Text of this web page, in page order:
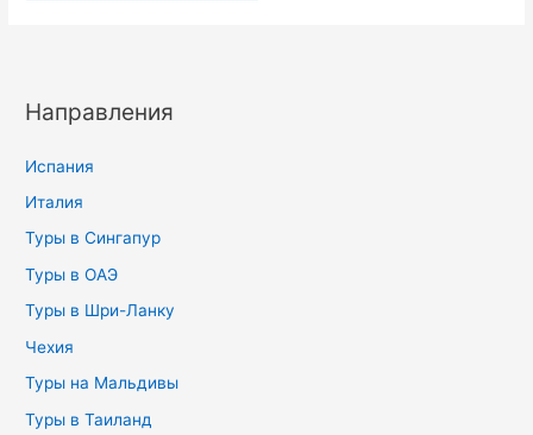
Направления
Испания
Италия
Туры в Сингапур
Туры в ОАЭ
Туры в Шри-Ланку
Чехия
Туры на Мальдивы
Туры в Таиланд